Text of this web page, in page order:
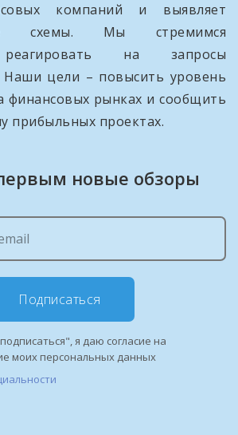
компаний и выявляет
схемы. Мы стремимся
на запросы
Наши цели – повысить уровень
финансовых рынках и сообщить
прибыльных проектах.
новые обзоры
Подписаться
я даю согласие на
моих персональных данных